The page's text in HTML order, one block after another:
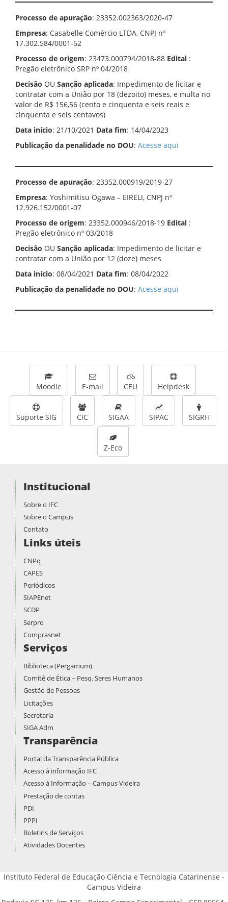
Processo de apuração: 23352.002363/2020-47
Empresa: Casabelle Comércio LTDA, CNPJ nº
17.302.584/0001-52
Processo de origem: 23473.000794/2018-88 Edital :
Pregão eletrônico SRP nº 04/2018
Decisão OU Sanção aplicada: Impedimento de licitar e
contratar com a União por 18 (dezoito) meses, e multa no
valor de R$ 156,56 (cento e cinquenta e seis reais e
cinquenta e seis centavos)
Data início: 21/10/2021 Data fim: 14/04/2023
Publicação da penalidade no DOU: Acesse aqui
Processo de apuração: 23352.000919/2019-27
Empresa: Yoshimitisu Ogawa – EIRELI, CNPJ nº
12.926.152/0001-07
Processo de origem: 23352.000946/2018-19 Edital :
Pregão eletrônico nº 03/2018
Decisão OU Sanção aplicada: Impedimento de licitar e
contratar com a União por 12 (doze) meses
Data início: 08/04/2021 Data fim: 08/04/2022
Publicação da penalidade no DOU: Acesse aqui
Moodle E-mail CEU Helpdesk
Suporte SIG CIC SIGAA SIPAC SIGRH
Z-Eco
Institucional
Sobre o IFC
Sobre o Campus
Contato
Links úteis
CNPq
CAPES
Periódicos
SIAPEnet
SCDP
Serpro
Comprasnet
Serviços
Biblioteca (Pergamum)
Comitê de Ética – Pesq. Seres Humanos
Gestão de Pessoas
Licitações
Secretaria
SIGA Adm
Transparência
Portal da Transparência Pública
Acesso à informação IFC
Acesso à Informação – Campus Videira
Prestação de contas
PDI
PPPI
Boletins de Serviços
Atividades Docentes
Instituto Federal de Educação Ciência e Tecnologia Catarinense -
Campus Videira